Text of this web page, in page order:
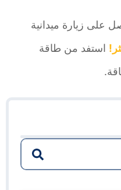
زيارة ميدانية
استفد من طاقة